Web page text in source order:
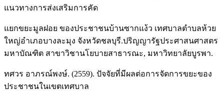
แนวทางการส่งเสริมการคัด
แยกขยะมูลฝอย ของประชาชนบ้านซากแง้ว เทศบาลตำบลห้วย
ใหญ่อำเภอบางละมุง จังหวัดชลบุรี.ปริญญารัฐประศาสนศาสตร
มหาบัณฑิต สาขาวิชานโยบายสาธารณะ, มหาวิทยาลัยบูรพา.
ทศวร อาภรณ์พงษ์. (2559). ปัจจัยที่มีผลต่อการจัดการขยะของ
ประชาชนในเขตเทศบาล